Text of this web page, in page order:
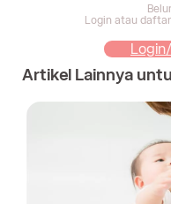
Login atau
Artikel Lainnya